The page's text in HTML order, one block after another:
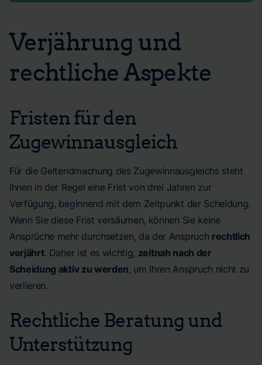
Verjährung und
rechtliche Aspekte
Fristen für den
Zugewinnausgleich
Für die Geltendmachung des Zugewinnausgleichs steht
Ihnen in der Regel eine Frist von drei Jahren zur
Verfügung, beginnend mit dem Zeitpunkt der Scheidung.
Wenn Sie diese Frist versäumen, können Sie keine
Ansprüche mehr durchsetzen, da der Anspruch rechtlich
verjährt. Daher ist es wichtig, zeitnah nach der
Scheidung aktiv zu werden, um Ihren Anspruch nicht zu
verlieren.
Rechtliche Beratung und
Unterstützung